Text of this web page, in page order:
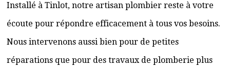
Installé à Tinlot, notre artisan plombier reste à votre
écoute pour répondre efficacement à tous vos besoins.
Nous intervenons aussi bien pour de petites
réparations que pour des travaux de plomberie plus